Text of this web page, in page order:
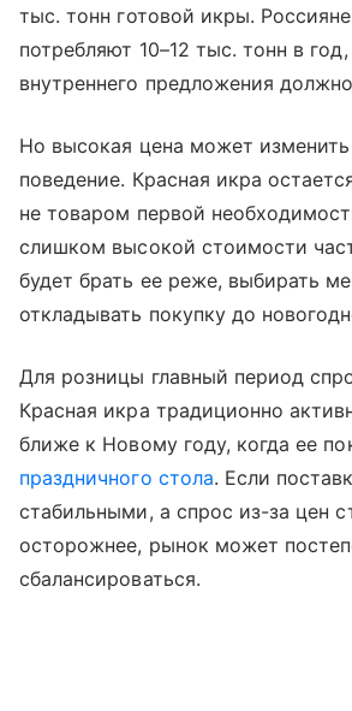
тыс. тонн готовой икры.
потребляют 10–12 тыс. тонн в
внутреннего предложения
Но высокая цена может изменить
поведение. Красная икра
не товаром первой
слишком высокой стоимости
будет брать ее реже, выбирать
откладывать покупку до
Для розницы главный период
Красная икра традиционно
ближе к Новому году, когда ее
праздничного стола. Если
стабильными, а спрос из-за цен
осторожнее, рынок может
сбалансироваться.